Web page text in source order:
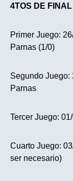
4TOS DE
Primer Juego:
Parnas (1/0)
Segundo Juego:
Parnas
Tercer Juego:
Cuarto Juego:
ser necesario)